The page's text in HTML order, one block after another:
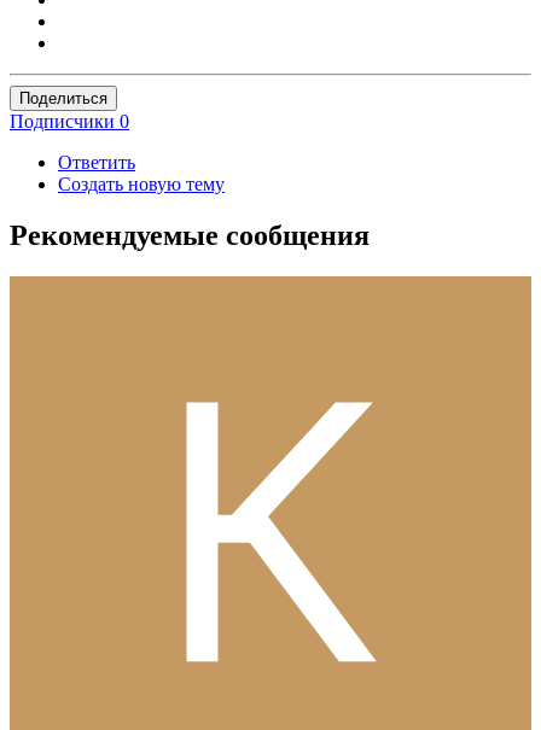
Поделиться
Подписчики 0
Ответить
Создать новую тему
Рекомендуемые сообщения